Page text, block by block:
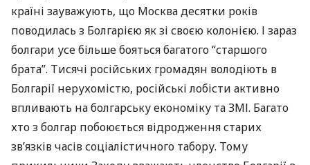
країні зауважують, що Москва десятки років
поводилась з Болгарією як зі своєю колонією. І зараз
болгари усе більше бояться багатого “старшого
брата”. Тисячі російських громадян володіють в
Болгарії нерухомістю, російські лобісти активно
впливають на болгарську економіку таЗМІ. Багато
хто з болгар побоюється відродження старих
зв’язків часів соціалістичного табору. Тому